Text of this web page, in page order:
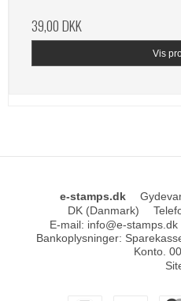
39,00 DKK
Vis
e-stamps.dk
DK (Danmark)
E-mail: info@e-stamps.dk
Bankoplysninger:
Konto.